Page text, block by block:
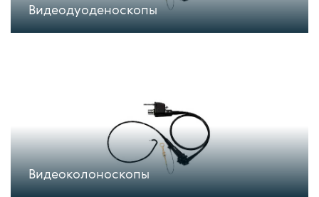
Видеодуоденоскопы
Видеоколоноскопы